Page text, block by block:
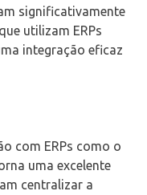
significativamente
utilizam ERPs
integração eficaz
com ERPs como o
uma excelente
centralizar a